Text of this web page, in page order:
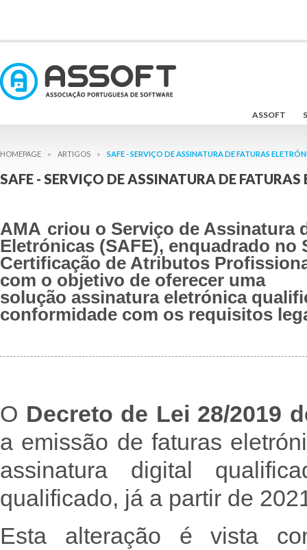
ASSOFT
> > SAFE - SERVIÇO DE ASSINATURA DE FATURAS
SAFE - SERVIÇO DE ASSINATURA DE
AMA criou o Serviço de Assinatura
Eletrónicas (SAFE), enquadrado no
Certificação de Atributos
com o objetivo de oferecer uma
solução assinatura eletrónica
conformidade com os requisitos
O Decreto de Lei 28/2019
a emissão de faturas
assinatura digital
qualificado, já a partir de
Esta alteração é vista